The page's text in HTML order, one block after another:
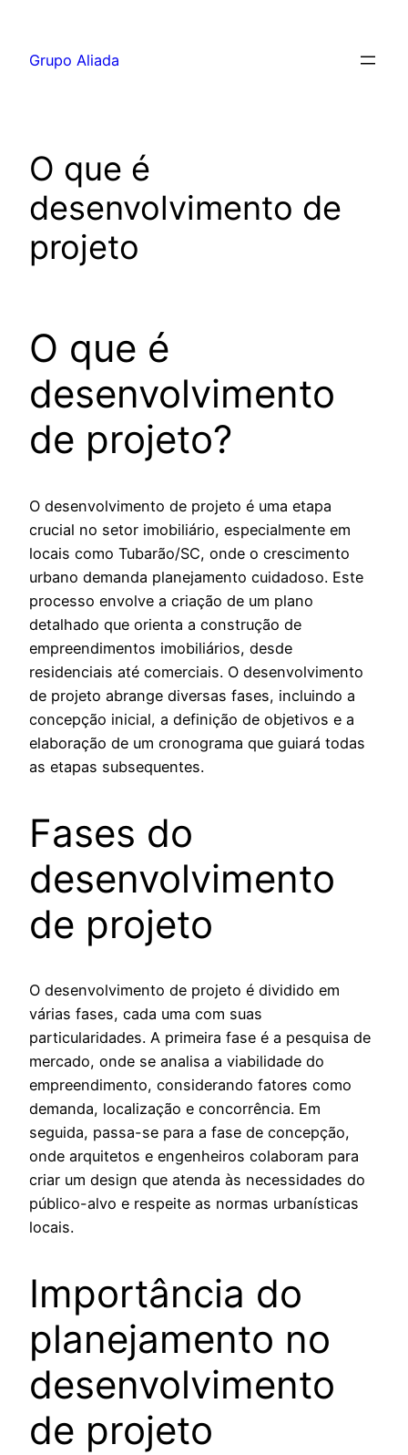
Grupo Aliada
O que é
desenvolvimento de
projeto
O que é
desenvolvimento
de projeto?
O desenvolvimento de projeto é uma etapa
crucial no setor imobiliário, especialmente em
locais como Tubarão/SC, onde o crescimento
urbano demanda planejamento cuidadoso. Este
processo envolve a criação de um plano
detalhado que orienta a construção de
empreendimentos imobiliários, desde
residenciais até comerciais. O desenvolvimento
de projeto abrange diversas fases, incluindo a
concepção inicial, a definição de objetivos e a
elaboração de um cronograma que guiará todas
as etapas subsequentes.
Fases do
desenvolvimento
de projeto
O desenvolvimento de projeto é dividido em
várias fases, cada uma com suas
particularidades. A primeira fase é a pesquisa de
mercado, onde se analisa a viabilidade do
empreendimento, considerando fatores como
demanda, localização e concorrência. Em
seguida, passa-se para a fase de concepção,
onde arquitetos e engenheiros colaboram para
criar um design que atenda às necessidades do
público-alvo e respeite as normas urbanísticas
locais.
Importância do
planejamento no
desenvolvimento
de projeto